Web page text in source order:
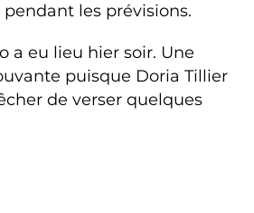
les prévisions.
a eu lieu hier soir. Une
puisque Doria Tillier
de verser quelques